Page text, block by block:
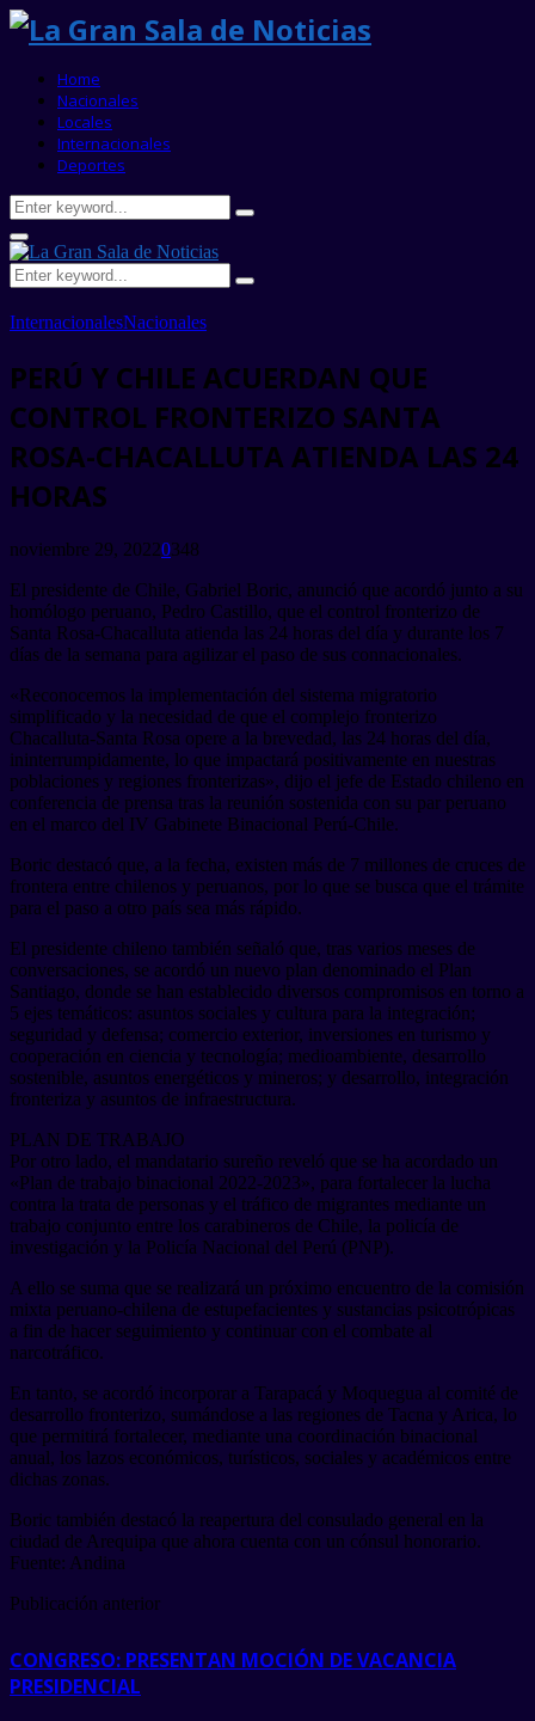
Home
Nacionales
Locales
Internacionales
Deportes
Search
for:
Search
Primary
Menu
Search
for:
Search
InternacionalesNacionales
PERÚ Y CHILE ACUERDAN QUE
CONTROL FRONTERIZO SANTA
ROSA-CHACALLUTA ATIENDA LAS 24
HORAS
noviembre 29, 20220348
El presidente de Chile, Gabriel Boric, anunció que acordó junto a su
homólogo peruano, Pedro Castillo, que el control fronterizo de
Santa Rosa-Chacalluta atienda las 24 horas del día y durante los 7
días de la semana para agilizar el paso de sus connacionales.
«Reconocemos la implementación del sistema migratorio
simplificado y la necesidad de que el complejo fronterizo
Chacalluta-Santa Rosa opere a la brevedad, las 24 horas del día,
ininterrumpidamente, lo que impactará positivamente en nuestras
poblaciones y regiones fronterizas», dijo el jefe de Estado chileno en
conferencia de prensa tras la reunión sostenida con su par peruano
en el marco del IV Gabinete Binacional Perú-Chile.
Boric destacó que, a la fecha, existen más de 7 millones de cruces de
frontera entre chilenos y peruanos, por lo que se busca que el trámite
para el paso a otro país sea más rápido.
El presidente chileno también señaló que, tras varios meses de
conversaciones, se acordó un nuevo plan denominado el Plan
Santiago, donde se han establecido diversos compromisos en torno a
5 ejes temáticos: asuntos sociales y cultura para la integración;
seguridad y defensa; comercio exterior, inversiones en turismo y
cooperación en ciencia y tecnología; medioambiente, desarrollo
sostenible, asuntos energéticos y mineros; y desarrollo, integración
fronteriza y asuntos de infraestructura.
PLAN DE TRABAJO
Por otro lado, el mandatario sureño reveló que se ha acordado un
«Plan de trabajo binacional 2022-2023», para fortalecer la lucha
contra la trata de personas y el tráfico de migrantes mediante un
trabajo conjunto entre los carabineros de Chile, la policía de
investigación y la Policía Nacional del Perú (PNP).
A ello se suma que se realizará un próximo encuentro de la comisión
mixta peruano-chilena de estupefacientes y sustancias psicotrópicas
a fin de hacer seguimiento y continuar con el combate al
narcotráfico.
En tanto, se acordó incorporar a Tarapacá y Moquegua al comité de
desarrollo fronterizo, sumándose a las regiones de Tacna y Arica, lo
que permitirá fortalecer, mediante una coordinación binacional
anual, los lazos económicos, turísticos, sociales y académicos entre
dichas zonas.
Boric también destacó la reapertura del consulado general en la
ciudad de Arequipa que ahora cuenta con un cónsul honorario.
Fuente: Andina
Publicación anterior
CONGRESO: PRESENTAN MOCIÓN DE VACANCIA
PRESIDENCIAL